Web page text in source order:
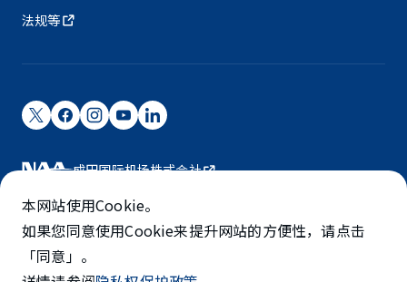
法规等
成田国际机场株式会社
成田国际机场由NAA运营。
©NARITA INTERNATIONAL AIRPORT CORPORATION
SKYTRAX
本网站使用Cookie。
如果您同意使用Cookie来提升网站的方便性，请点击
「同意」。